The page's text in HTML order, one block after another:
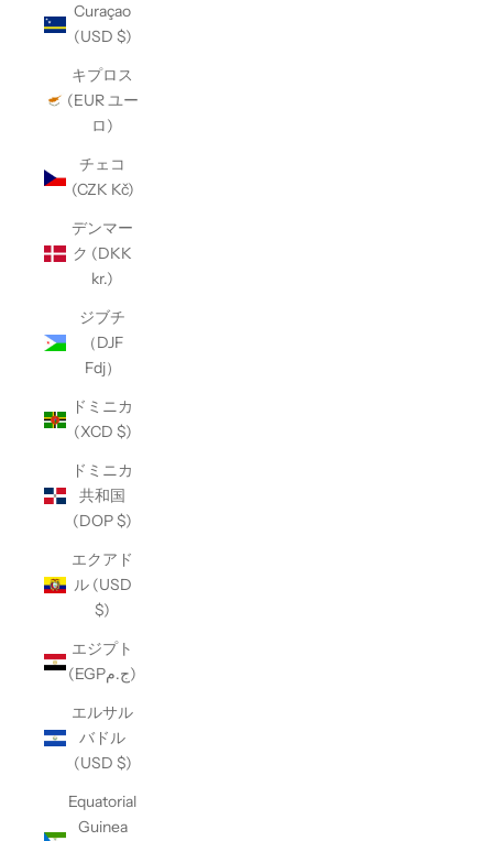
Curaçao
(USD $)
キプロス
(EUR ユー
ロ)
チェコ
(CZK Kč)
デンマー
ク (DKK
kr.)
ジブチ
（DJF
Fdj）
ドミニカ
(XCD $)
ドミニカ
共和国
(DOP $)
エクアド
ル (USD
$)
エジプト
(EGPج.م)
エルサル
バドル
(USD $)
Equatorial
Guinea